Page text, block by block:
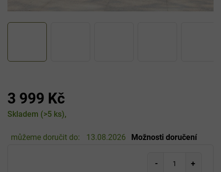
3 999 Kč
Měrná
Skladem (>5 ks)
můžeme doručit do: 13.08.2026 Možnosti doručení